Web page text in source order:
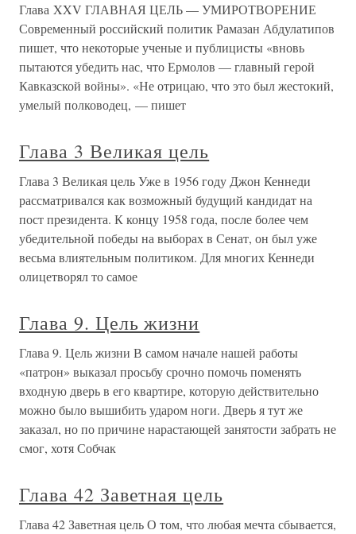
Глава XXV ГЛАВНАЯ ЦЕЛЬ — УМИРОТВОРЕНИЕ
Современный российский политик Рамазан Абдулатипов
пишет, что некоторые ученые и публицисты «вновь
пытаются убедить нас, что Ермолов — главный герой
Кавказской войны». «Не отрицаю, что это был жестокий,
умелый полководец, — пишет
Глава 3 Великая цель
Глава 3 Великая цель Уже в 1956 году Джон Кеннеди
рассматривался как возможный будущий кандидат на
пост президента. К концу 1958 года, после более чем
убедительной победы на выборах в Сенат, он был уже
весьма влиятельным политиком. Для многих Кеннеди
олицетворял то самое
Глава 9. Цель жизни
Глава 9. Цель жизни В самом начале нашей работы
«патрон» выказал просьбу срочно помочь поменять
входную дверь в его квартире, которую действительно
можно было вышибить ударом ноги. Дверь я тут же
заказал, но по причине нарастающей занятости забрать не
смог, хотя Собчак
Глава 42 Заветная цель
Глава 42 Заветная цель О том, что любая мечта сбывается,